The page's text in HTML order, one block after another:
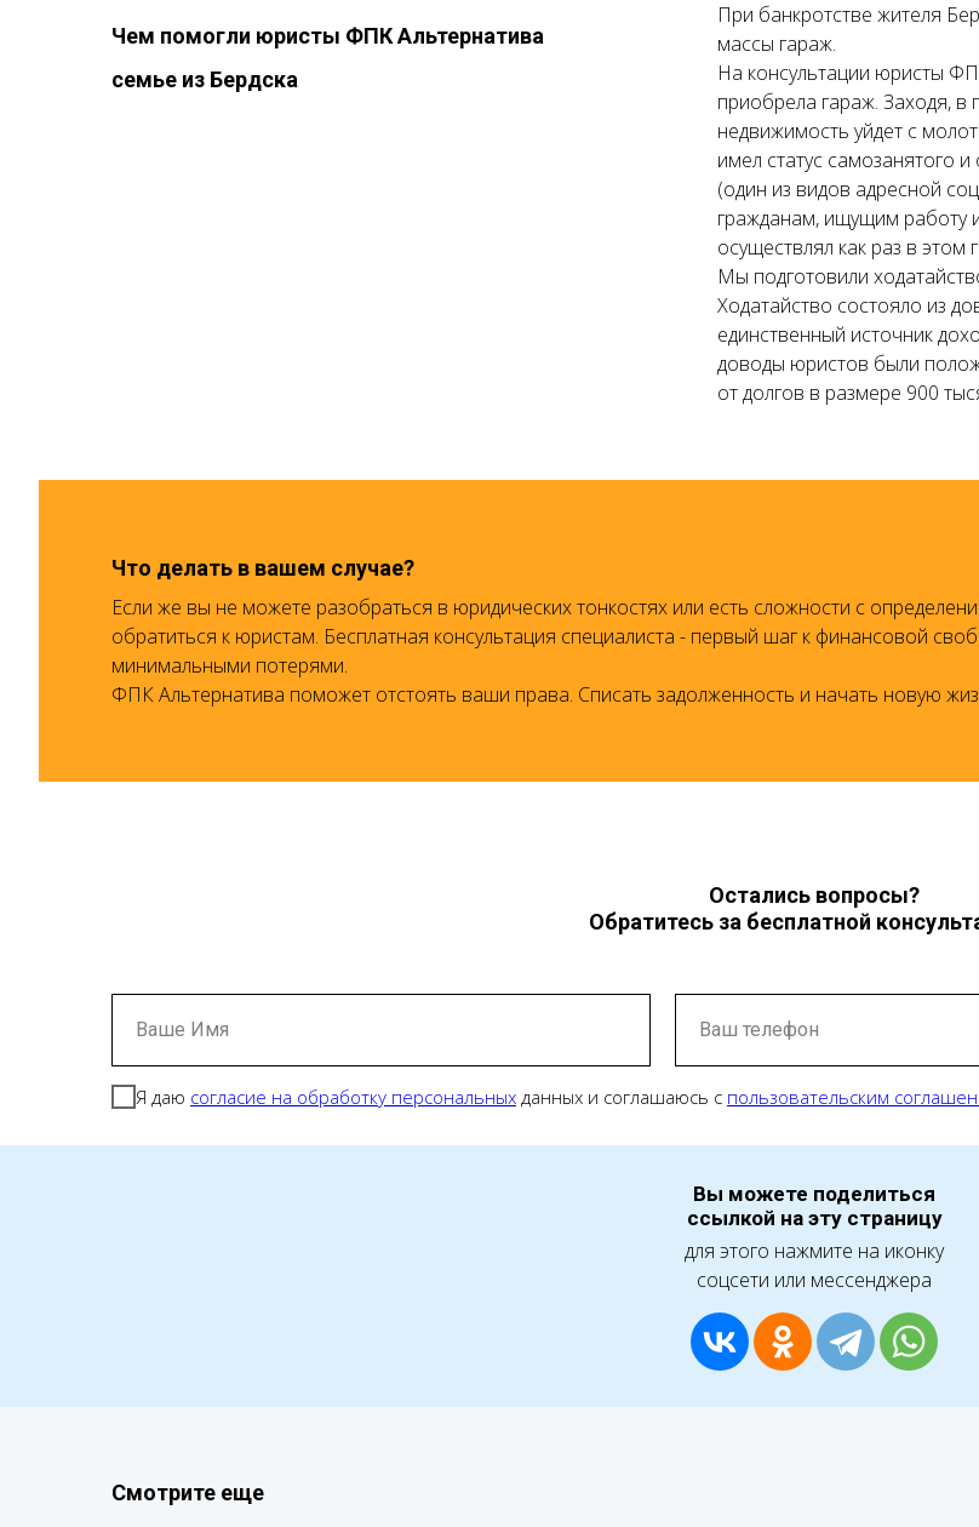
Чем помогли юристы ФПК Альтернатива
семье из Бердска
При банкротстве жителя
массы гараж.
На консультации юристы
приобрела гараж. Заходя, в
недвижимость уйдет с
имел статус самозанятого
(один из видов адресной
гражданам, ищущим работу
осуществлял как раз в этом
Мы подготовили
Ходатайство состояло из
единственный источник
доводы юристов были
от долгов в размере 900
Что делать в вашем случае?
Если же вы не можете разобраться в юридических тонкостях или есть сложности с
обратиться к юристам. Бесплатная консультация специалиста - первый шаг к финансовой
минимальными потерями.
ФПК Альтернатива поможет отстоять ваши права. Списать задолженность и начать новую
Остались вопросы?
Обратитесь за бесплатной
Ваше Имя Ваш телефон
Я даю согласие на обработку персональных данных и соглашаюсь с пользовательским
Вы можете поделиться
ссылкой на эту страницу
для этого нажмите на иконку
соцсети или мессенджера
Смотрите еще